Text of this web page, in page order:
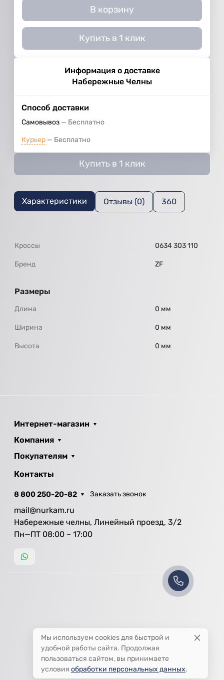
В корзину
Купить в 1 клик
Информация о доставке
Набережные Челны
Способ доставки
Самовывоз Бесплатно
Курьер Бесплатно
Купить в 1 клик
Характеристики Отзывы (0) 360
Кроссы 0634 303 110
Бренд ZF
Размеры
Длина 0 мм
Ширина 0 мм
Высота 0 мм
Интернет-магазин
Компания
Покупателям
Контакты
8 800 250-20-82 Заказать звонок
mail@nurkam.ru
Набережные челны, Линейный проезд, 3/2
Пн—ПТ 08:00 – 17:00
Мы используем cookies для быстрой и
удобной работы сайта. Продолжая
пользоваться сайтом, вы принимаете
условия обработки персональных данных.